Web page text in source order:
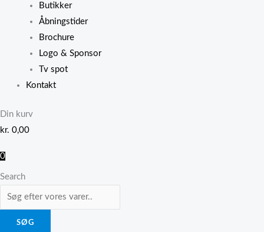
Butikker
Åbningstider
Brochure
Logo & Sponsor
Tv spot
Kontakt
Din kurv
kr. 0,00
0
Search
SØG